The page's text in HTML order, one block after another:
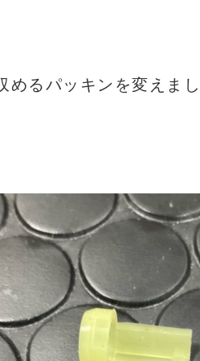
めるパッキンを変えま